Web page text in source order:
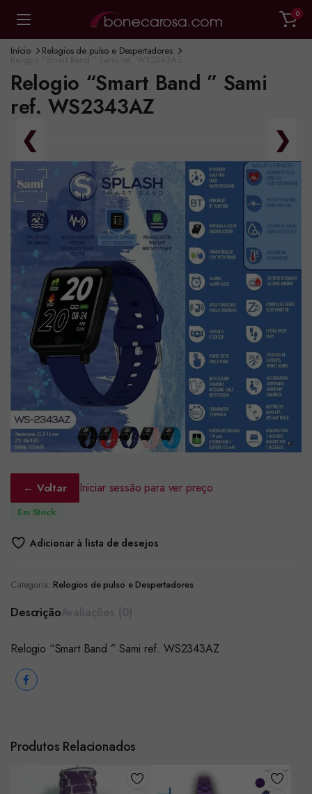
0
Início Relogios de pulso e Despertadores
Relogio “Smart Band ” Sami ref. WS2343AZ
Relogio “Smart Band ” Sami
ref. WS2343AZ
❮ ❯
← Voltar Iniciar sessão para ver preço
Em Stock
Adicionar à lista de desejos
Categoria: Relogios de pulso e Despertadores
Descrição
Relogio “Smart Band ” Sami ref. WS2343AZ
Produtos Relacionados